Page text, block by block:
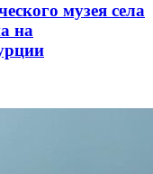
музея села
на